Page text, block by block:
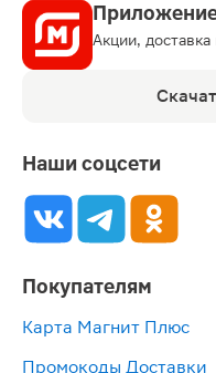
Акции,
Наши соцсети
Покупателям
Карта Магнит Плюс
Промокоды Доставки